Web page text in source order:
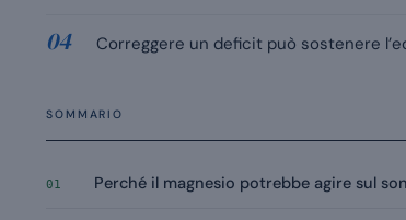
Correggere un deficit può sostenere
SOMMARIO
01 Perché il magnesio potrebbe agire sul